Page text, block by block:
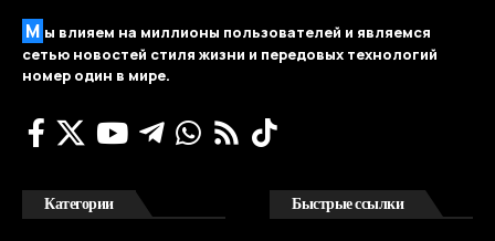
М ы влияем на миллионы пользователей и являемся
сетью новостей стиля жизни и передовых технологий
номер один в мире.
Категории Быстрые ссылки